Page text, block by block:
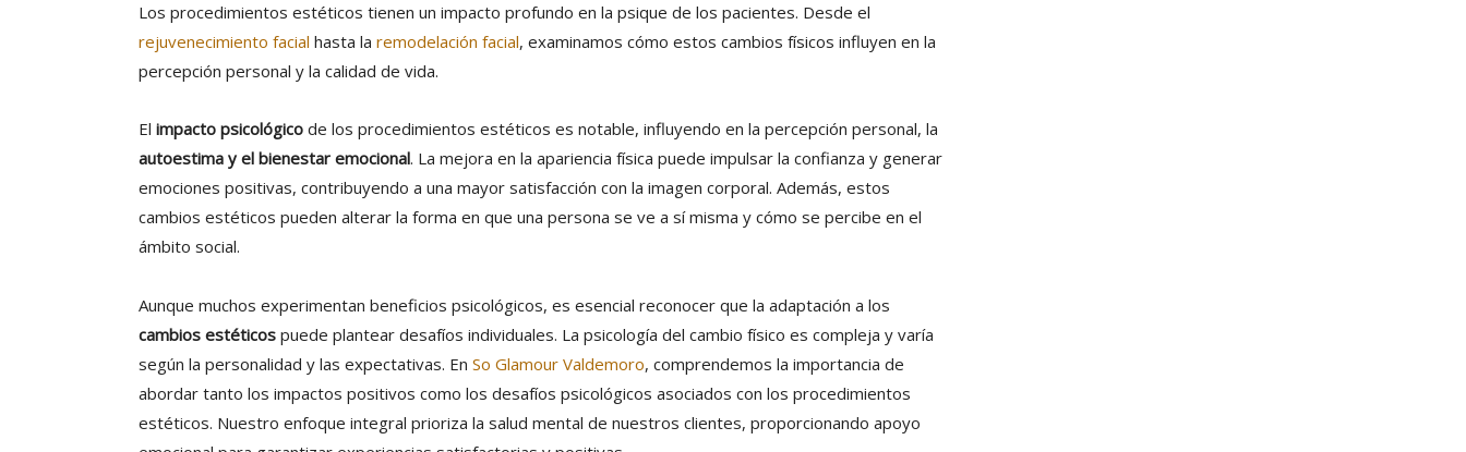
Los procedimientos estéticos tienen un impacto profundo en la psique de los pacientes. Desde el
rejuvenecimiento facial hasta la remodelación facial, examinamos cómo estos cambios físicos influyen en la
percepción personal y la calidad de vida.
El impacto psicológico de los procedimientos estéticos es notable, influyendo en la percepción personal, la
autoestima y el bienestar emocional. La mejora en la apariencia física puede impulsar la confianza y generar
emociones positivas, contribuyendo a una mayor satisfacción con la imagen corporal. Además, estos
cambios estéticos pueden alterar la forma en que una persona se ve a sí misma y cómo se percibe en el
ámbito social.
Aunque muchos experimentan beneficios psicológicos, es esencial reconocer que la adaptación a los
cambios estéticos puede plantear desafíos individuales. La psicología del cambio físico es compleja y varía
según la personalidad y las expectativas. En So Glamour Valdemoro, comprendemos la importancia de
abordar tanto los impactos positivos como los desafíos psicológicos asociados con los procedimientos
estéticos. Nuestro enfoque integral prioriza la salud mental de nuestros clientes, proporcionando apoyo